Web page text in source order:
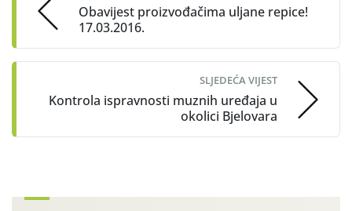
Obavijest proizvođačima uljane repice!
17.03.2016.
SLJEDEĆA VIJEST
Kontrola ispravnosti muznih uređaja u
okolici Bjelovara